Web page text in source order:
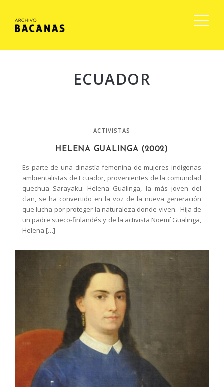
ECUADOR
ACTIVISTAS
HELENA GUALINGA (2002)
Es parte de una dinastía femenina de mujeres indígenas
ambientalistas de Ecuador, provenientes de la comunidad
quechua Sarayaku: Helena Gualinga, la más joven del
clan, se ha convertido en la voz de la nueva generación
que lucha por proteger la naturaleza donde viven. Hija de
un padre sueco-finlandés y de la activista Noemí Gualinga,
Helena […]